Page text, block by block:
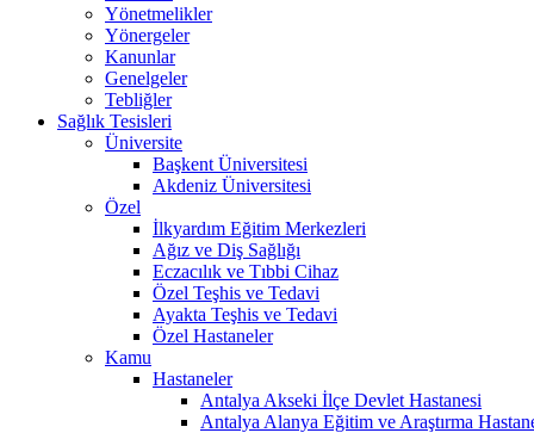
Yönetmelikler
Yönergeler
Kanunlar
Genelgeler
Tebliğler
Sağlık Tesisleri
Üniversite
Başkent Üniversitesi
Akdeniz Üniversitesi
Özel
İlkyardım Eğitim Merkezleri
Ağız ve Diş Sağlığı
Eczacılık ve Tıbbi Cihaz
Özel Teşhis ve Tedavi
Ayakta Teşhis ve Tedavi
Özel Hastaneler
Kamu
Hastaneler
Antalya Akseki İlçe Devlet Hastanesi
Antalya Alanya Eğitim ve Araştırma